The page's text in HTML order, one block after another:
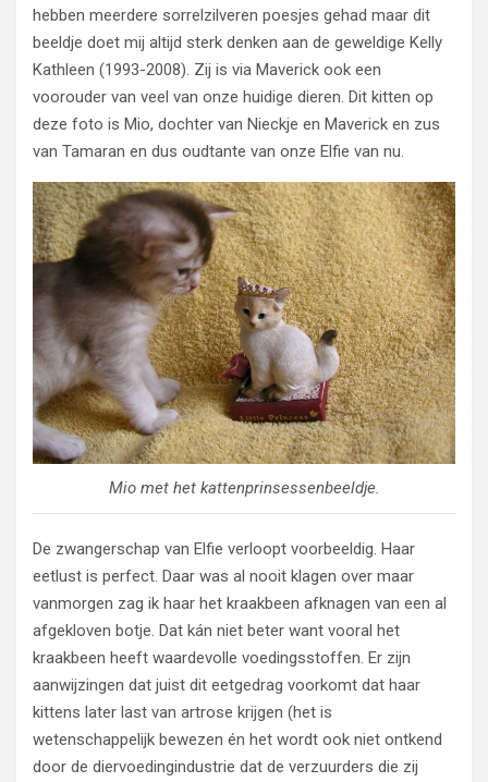
hebben meerdere sorrelzilveren poesjes gehad maar dit
beeldje doet mij altijd sterk denken aan de geweldige Kelly
Kathleen (1993-2008). Zij is via Maverick ook een
voorouder van veel van onze huidige dieren. Dit kitten op
deze foto is Mio, dochter van Nieckje en Maverick en zus
van Tamaran en dus oudtante van onze Elfie van nu.
Mio met het kattenprinsessenbeeldje.
De zwangerschap van Elfie verloopt voorbeeldig. Haar
eetlust is perfect. Daar was al nooit klagen over maar
vanmorgen zag ik haar het kraakbeen afknagen van een al
afgekloven botje. Dat kán niet beter want vooral het
kraakbeen heeft waardevolle voedingsstoffen. Er zijn
aanwijzingen dat juist dit eetgedrag voorkomt dat haar
kittens later last van artrose krijgen (het is
wetenschappelijk bewezen én het wordt ook niet ontkend
door de diervoedingindustrie dat de verzuurders die zij